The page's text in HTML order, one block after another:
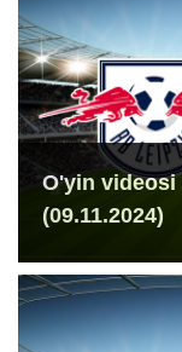
O'yin videosi
(09.11.2024)